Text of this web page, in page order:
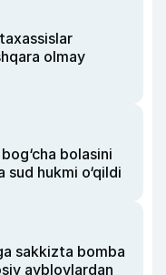
olmay
bolasini
hukmi o‘qildi
sakkizta bomba
ayblovlardan